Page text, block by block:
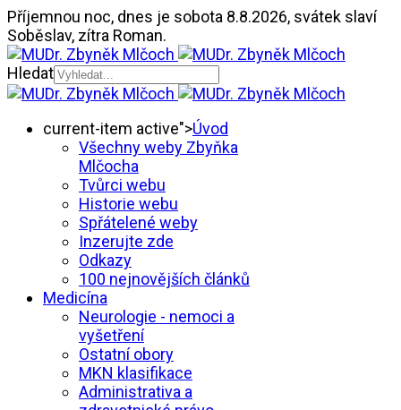
Příjemnou noc, dnes je sobota 8.8.2026, svátek slaví
Soběslav, zítra Roman.
Hledat
current-item active">Úvod
Všechny weby Zbyňka
Mlčocha
Tvůrci webu
Historie webu
Spřátelené weby
Inzerujte zde
Odkazy
100 nejnovějších článků
Medicína
Neurologie - nemoci a
vyšetření
Ostatní obory
MKN klasifikace
Administrativa a